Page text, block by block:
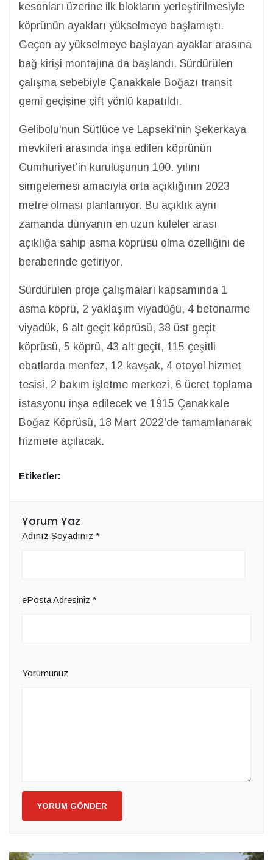
kesonları üzerine ilk blokların yerleştirilmesiyle
köprünün ayakları yükselmeye başlamıştı.
Geçen ay yükselmeye başlayan ayaklar arasına
bağ kirişi montajına da başlandı. Sürdürülen
çalışma sebebiyle Çanakkale Boğazı transit
gemi geçişine çift yönlü kapatıldı.
Gelibolu'nun Sütlüce ve Lapseki'nin Şekerkaya
mevkileri arasında inşa edilen köprünün
Cumhuriyet'in kuruluşunun 100. yılını
simgelemesi amacıyla orta açıklığının 2023
metre olması planlanıyor. Bu açıklık aynı
zamanda dünyanın en uzun kuleler arası
açıklığa sahip asma köprüsü olma özelliğini de
beraberinde getiriyor.
Sürdürülen proje çalışmaları kapsamında 1
asma köprü, 2 yaklaşım viyadüğü, 4 betonarme
viyadük, 6 alt geçit köprüsü, 38 üst geçit
köprüsü, 5 köprü, 43 alt geçit, 115 çeşitli
ebatlarda menfez, 12 kavşak, 4 otoyol hizmet
tesisi, 2 bakım işletme merkezi, 6 ücret toplama
istasyonu inşa edilecek ve 1915 Çanakkale
Boğaz Köprüsü, 18 Mart 2022'de tamamlanarak
hizmete açılacak.
Etiketler:
Yorum Yaz
Adınız Soyadınız *
ePosta Adresiniz *
Yorumunuz
YORUM GÖNDER